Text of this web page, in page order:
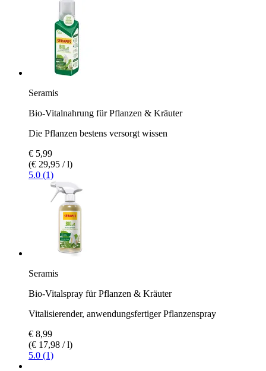
Seramis
Bio-Vitalnahrung für Pflanzen & Kräuter
Die Pflanzen bestens versorgt wissen
€ 5,99
(€ 29,95 / l)
5.0 (1)
Seramis
Bio-Vitalspray für Pflanzen & Kräuter
Vitalisierender, anwendungsfertiger Pflanzenspray
€ 8,99
(€ 17,98 / l)
5.0 (1)